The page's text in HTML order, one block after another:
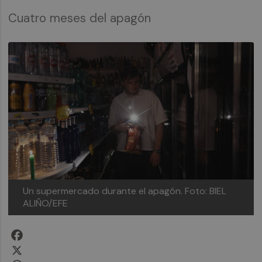
Cuatro meses del apagón
Un supermercado durante el apagón. Foto: BIEL
ALIÑO/EFE